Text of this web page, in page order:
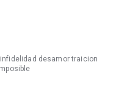
desamor traicion